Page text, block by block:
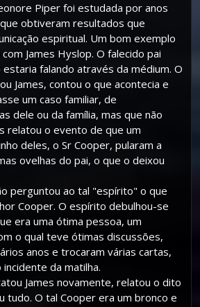
Piper foi estudada por anos
obtiveram resultados que
espiritual. Um bom exemplo
James Hyslop. O falecido pai
falando através da médium. O
James, contou o que acontecia e
um caso familiar, de
dele ou da família, mas que não
relatou o evento de que um
deles, o Sr Cooper, pularam a
ovelhas do pai, o que o deixou
perguntou ao tal "espírito" o que
Cooper. O espírito debulhou-se
era uma ótima pessoa, um
o qual teve ótimas discussões,
anos e trocaram várias cartas,
incidente da matilha.
James novamente, relatou o dito
tudo. O tal Cooper era um bronco e